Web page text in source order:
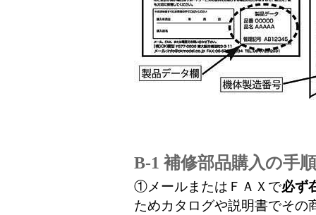
B-1 補修部品購入の手順
①メールまたはＦＡＸで必ず
ためカタログや説明書でその